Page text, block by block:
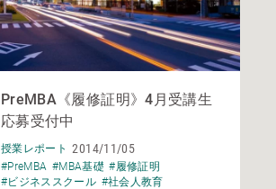
PreMBA《履修証明》4月受講生
応募受付中
授業レポート 2014/11/05
#PreMBA #MBA基礎 #履修証明
#ビジネススクール #社会人教育